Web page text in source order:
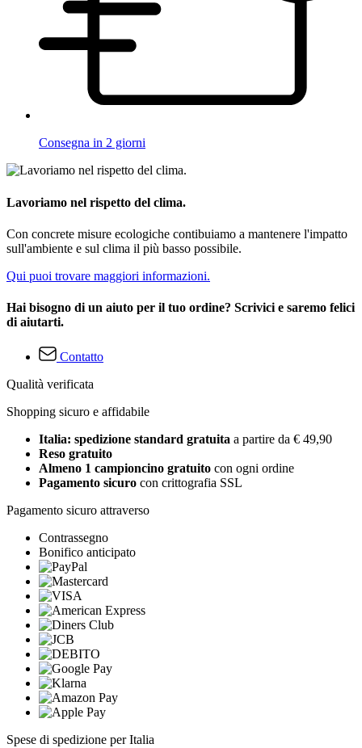
Consegna in 2 giorni
Lavoriamo nel rispetto del clima.
Con concrete misure ecologiche contibuiamo a mantenere l'impatto
sull'ambiente e sul clima il più basso possibile.
Qui puoi trovare maggiori informazioni.
Hai bisogno di un aiuto per il tuo ordine? Scrivici e saremo felici
di aiutarti.
Contatto
Qualità verificata
Shopping sicuro e affidabile
Italia: spedizione standard gratuita a partire da € 49,90
Reso gratuito
Almeno 1 campioncino gratuito con ogni ordine
Pagamento sicuro con crittografia SSL
Pagamento sicuro attraverso
Contrassegno
Bonifico anticipato
Spese di spedizione per Italia